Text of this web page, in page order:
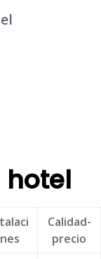
hotel
Calidad-
precio